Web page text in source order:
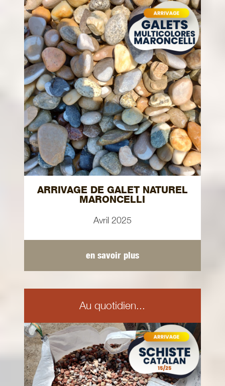
ARRIVAGE DE GALET NATUREL
MARONCELLI
Avril 2025
en savoir plus
Au quotidien...